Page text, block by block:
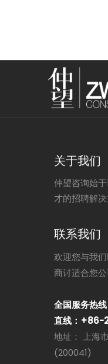
关于我们
仲望咨询始
才的招聘解决
联系我们
欢迎您与我
商讨适合您
全国服务热
直线：+86-
地址： 上海
(200041)